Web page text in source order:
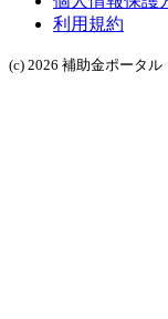
利用規約
(c) 2026 補助金ポータル